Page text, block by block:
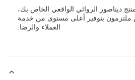
ديناصور الروائي الواقعي الخاص بك،
ملتزمون بتوفير أعلى مستوى من خدمة
العملاء والرضا.